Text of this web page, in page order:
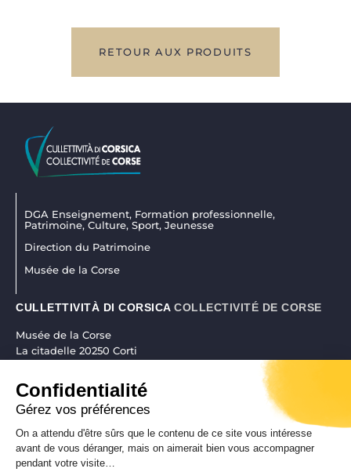
Confidentialité
Gérez vos préférences
On a attendu d'être sûrs que le contenu de ce site vous intéresse
avant de vous déranger, mais on aimerait bien vous accompagner
pendant votre visite…
RETOUR AUX PRODUITS
DGA Enseignement, Formation professionnelle,
Patrimoine, Culture, Sport, Jeunesse
Direction du Patrimoine
Musée de la Corse
CULLETTIVITÀ DI CORSICA COLLECTIVITÉ DE CORSE
Musée de la Corse
La citadelle 20250 Corti
museudiacorsica@isula.corsica
RÉALISATION CORSICAWEB | MENTIONS LÉGALES
CONFIDENTIALITÉ